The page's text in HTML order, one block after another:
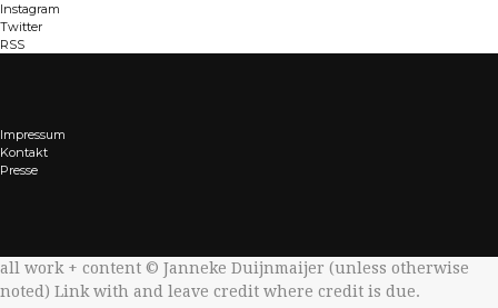
Instagram
Twitter
RSS
Impressum
Kontakt
Presse
all work + content © Janneke Duijnmaijer (unless otherwise
noted) Link with and leave credit where credit is due.